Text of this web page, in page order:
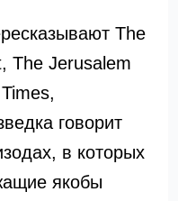
The
The Jerusalem
говорит
в которых
якобы